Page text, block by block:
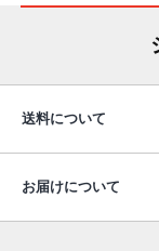
送料について
お届けについて